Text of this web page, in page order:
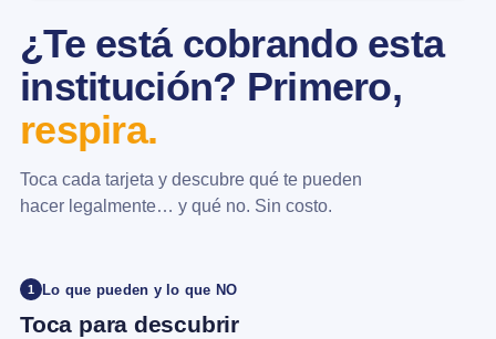
¿Te está cobrando esta
institución? Primero,
respira.
Toca cada tarjeta y descubre qué te pueden
hacer legalmente… y qué no. Sin costo.
1 Lo que pueden y lo que NO
Toca para descubrir